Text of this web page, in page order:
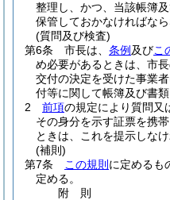
整理し、かつ、当該帳簿
保管しておかなければなら
(質問及び検査)
第6条
市長は、 条例 及びこ
め必要があるときは、市
交付の決定を受けた事業
付等に関して帳簿及び書
2
前項の規定により質問又
その身分を示す証票を携
ときは、これを提示しなけ
(補則)
第7条
この規則 に定めるも
定める。
附 則